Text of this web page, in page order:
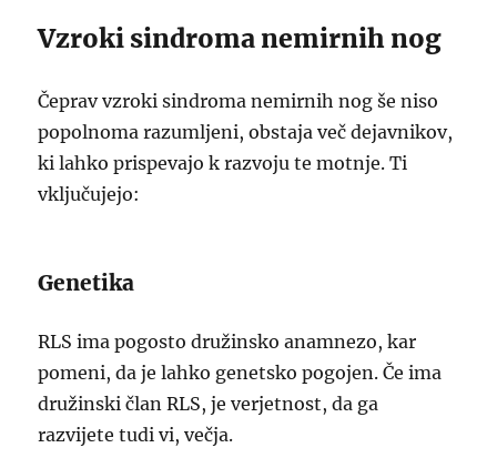
Vzroki sindroma nemirnih nog
Čeprav vzroki sindroma nemirnih nog še niso
popolnoma razumljeni, obstaja več dejavnikov,
ki lahko prispevajo k razvoju te motnje. Ti
vključujejo:
Genetika
RLS ima pogosto družinsko anamnezo, kar
pomeni, da je lahko genetsko pogojen. Če ima
družinski član RLS, je verjetnost, da ga
razvijete tudi vi, večja.